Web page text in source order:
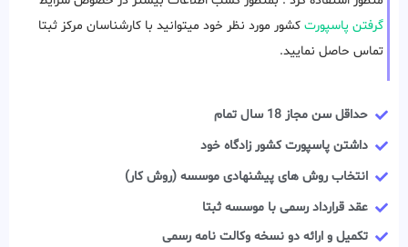
گرفتن پاسپورت کشور مورد نظر خود میتوانید با کارشناسان مرکز ثبتا
تماس حاصل نمایید.
حداقل سن مجاز 18 سال تمام
داشتن پاسپورت کشور زادگاه خود
انتخاب روش های پیشنهادی موسسه (روش کار)
عقد قرارداد رسمی با موسسه ثبتا
تکمیل و ارائه دو نسخه وکالت نامه رسمی